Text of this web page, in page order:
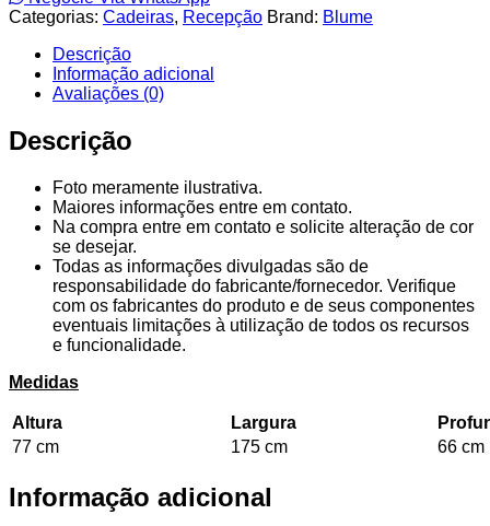
Categorias: Cadeiras, Recepção Brand: Blume
Descrição
Informação adicional
Avaliações (0)
Descrição
Foto meramente ilustrativa.
Maiores informações entre em contato.
Na compra entre em contato e solicite alteração de cor
se desejar.
Todas as informações divulgadas são de
responsabilidade do fabricante/fornecedor. Verifique
com os fabricantes do produto e de seus componentes
eventuais limitações à utilização de todos os recursos
e funcionalidade.
Medidas
Altura Largura
77 cm
175 cm 66 cm
Informação adicional